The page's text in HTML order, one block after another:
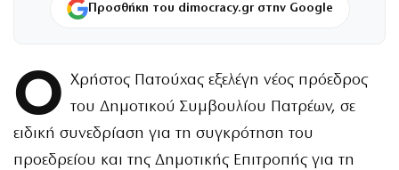
Προσθήκη του dimocracy.gr στην Google
Ο Χρήστος Πατούχας εξελέγη νέος πρόεδρος
του Δημοτικού Συμβουλίου Πατρέων, σε
ειδική συνεδρίαση για τη συγκρότηση του
προεδρείου και της Δημοτικής Επιτροπής για τη